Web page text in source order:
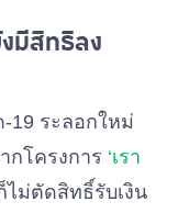
งมีสิทธิลง
19 ระลอกใหม่
กโครงการ ‘เรา
ไม่ตัดสิทธิ์รับเงิน